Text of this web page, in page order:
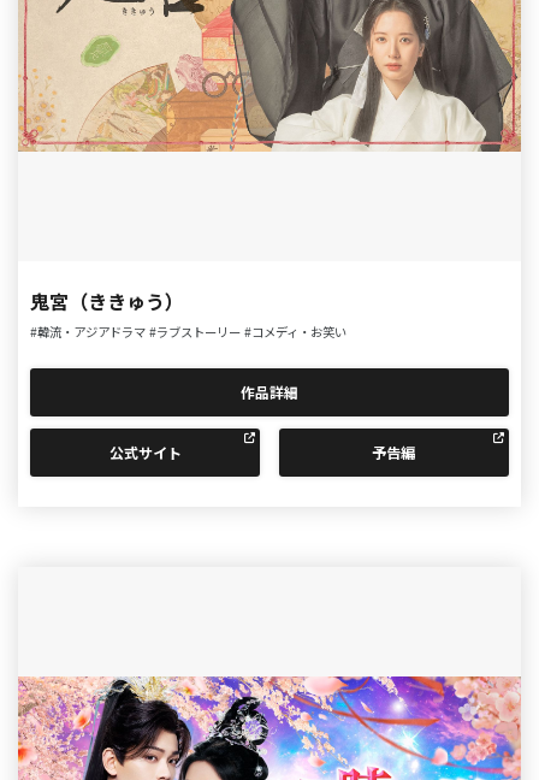
鬼宮（ききゅう）
#韓流・アジアドラマ #ラブストーリー #コメディ・お笑い
作品詳細
公式サイト 予告編